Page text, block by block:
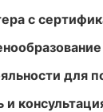
с
для